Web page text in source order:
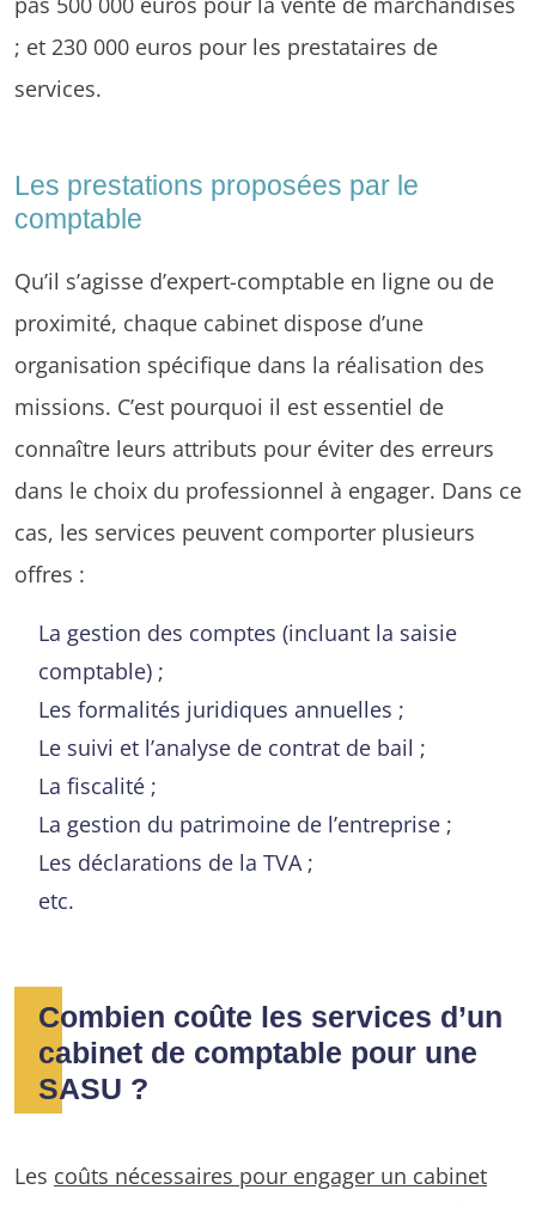
; et 230 000 euros pour les prestataires de
services.
Les prestations proposées par le
comptable
Qu’il s’agisse d’expert-comptable en ligne ou de
proximité, chaque cabinet dispose d’une
organisation spécifique dans la réalisation des
missions. C’est pourquoi il est essentiel de
connaître leurs attributs pour éviter des erreurs
dans le choix du professionnel à engager. Dans ce
cas, les services peuvent comporter plusieurs
offres :
La gestion des comptes (incluant la saisie
comptable) ;
Les formalités juridiques annuelles ;
Le suivi et l’analyse de contrat de bail ;
La fiscalité ;
La gestion du patrimoine de l’entreprise ;
Les déclarations de la TVA ;
etc.
Combien coûte les services d’un
cabinet de comptable pour une
SASU ?
Les coûts nécessaires pour engager un cabinet